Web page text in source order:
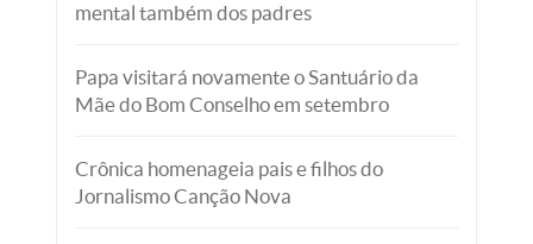
mental também dos padres
Papa visitará novamente o Santuário da
Mãe do Bom Conselho em setembro
Crônica homenageia pais e filhos do
Jornalismo Canção Nova